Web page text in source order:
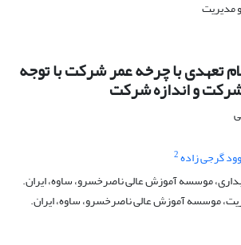
تعهدی با چرخه عمر شرکت با توجه
و اندازه شرکت
گرجی زاده2
موسسه آموزش عالی ناصرخسرو، ساوه، ایران.
موسسه آموزش عالی ناصرخسرو، ساوه، ایران.